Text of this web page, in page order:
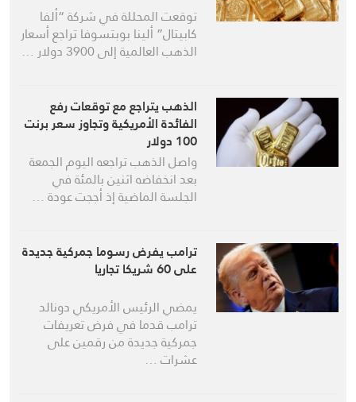
توقعت المحللة في شركة “ألفا
كابيتال” ألينا بوبتسوفا تراجع أسعار
الذهب العالمية إلى 3900 دولار …
الذهب يتراجع مع توقعات رفع
الفائدة الأمريكية وتجاوز سعر برنت
100 دولار
واصل الذهب تراجعه اليوم الجمعة
بعد انخفاضه اثنين بالمئة في
الجلسة الماضية إذ أججت عودة …
ترامب يفرض رسوما جمركية جديدة
على 60 شريكا تجاريا
يمضي الرئيس الأمريكي دونالد
ترامب قدما في فرض تعريفات
جمركية جديدة من رقمين على
عشرات …